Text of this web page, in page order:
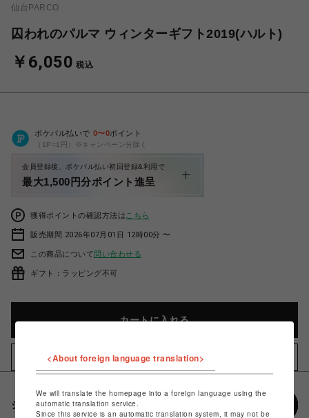
仙台PARCO
囚われのパルマ ウィンターギフト2019(ハルト)
￥6,050 税込
ポケパル払いで 0〜0ポイント
（1P=1円）※キャンペーン分除く
会員登録後、ポケパル払い初回登録&利用で
最大1,500円分ポイント進呈
獲得ポイントの確認方法は こちら
販売期間 2026年07月01日 12時00分 〜
この商品について問い合わせる
ギフト：ラッピング不可
カートに入れる
お気に入りアイテムに追加
シェアする
<About foreign language translation>
We will translate the homepage into a foreign language using the
automatic translation service.
Since this service is an automatic translation system, it may not be